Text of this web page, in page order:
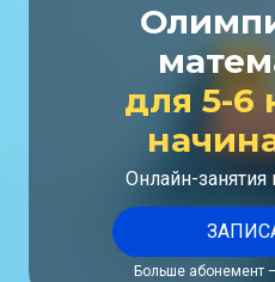
для 5-6
Онлайн-
Больше абонемент